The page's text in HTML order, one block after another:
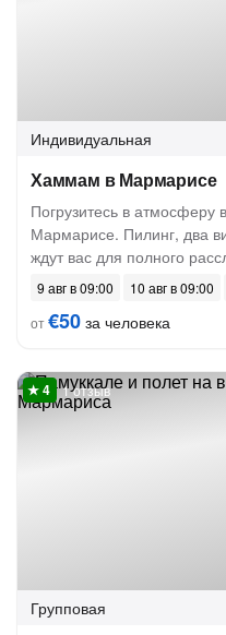
Индивидуальная
Хаммам в Мармарисе
Погрузитесь в атмосферу
Мармарисе. Пилинг, два
ждут вас для полного
9 авг в 09:00
10 авг в 09:00
от€50 за человека
1 отзыв
Групповая